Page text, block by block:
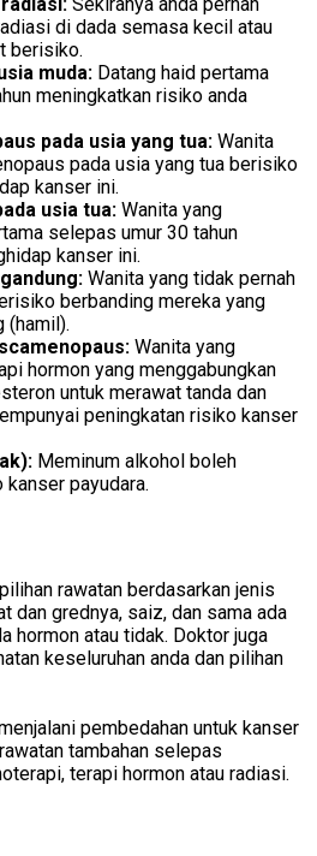
di dada semasa kecil atau
berisiko.
muda: Datang haid pertama
meningkatkan risiko anda
pada usia yang tua: Wanita
pada usia yang tua berisiko
kanser ini.
usia tua: Wanita yang
selepas umur 30 tahun
kanser ini.
Wanita yang tidak pernah
berbanding mereka yang
(hamil).
Wanita yang
hormon yang menggabungkan
untuk merawat tanda dan
peningkatan risiko kanser
Meminum alkohol boleh
payudara.
rawatan berdasarkan jenis
dan grednya, saiz, dan sama ada
hormon atau tidak. Doktor juga
keseluruhan anda dan pilihan
pembedahan untuk kanser
tambahan selepas
terapi hormon atau radiasi.